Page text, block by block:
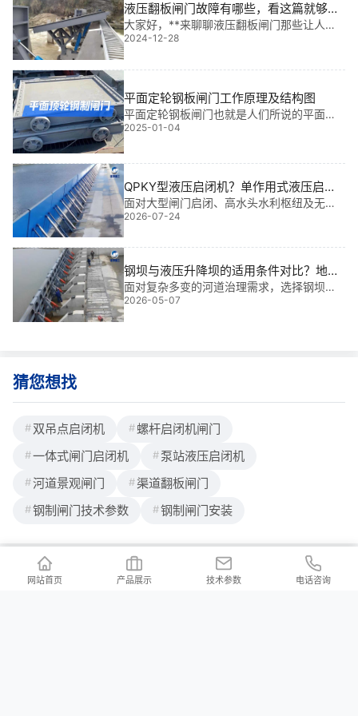
液压翻板闸门故障有哪些，看这篇就够
了！
大家好，**来聊聊液压翻板闸门那些让人头
疼的故障。都知道，这玩意儿是在封闭的管
道和壳体里运作的，看不见摸不着，安装、
测量都不方便。而且，一旦出故障，找原因
就像大海捞针。但别担心，有我在，保证让
你轻松搞定！一、动作不灵？这样解决！1、
不能动作？速度不达标？先检查缸内压力，
不行的话可能是内泄漏或液压回路故
2024-12-28
平面定轮钢板闸门工作原理及结构图
平面定轮钢板闸门也就是人们所说的平面滚
轮钢制闸门，多用于大中型水库、河道等水
利工程中做截止、调节水流量的大小，具有
面铄洋重工小编将从其结构组件（结构
图）、工作原理、技术性能及简单应用四个
方面为您详细说明。一、平面定轮钢板闸门
结构组件及结构图闸门主要由闸板、闸框、
2025-01-04
QPKY型液压启闭机？单作用式液压启闭
机在平面闸门中的应用
面对大型闸门启闭、高水头水利枢纽及无人
值守电站等场景，单作用式液压启闭机在平
对复杂的水力环境。
2026-07-24
钢坝与液压升降坝的适用条件对比？地基
要求与土建工程量的差异
面对复杂多变的河道治理需求，选择钢坝还
是液压升降坝直接决定项目寿命与造价。基
于我 多年工程经验，我将通过实际案例解析
2026-05-07
猜您想找
双吊点启闭机
螺杆启闭机闸门
一体式闸门启闭机
泵站液压启闭机
河道景观闸门
渠道翻板闸门
钢制闸门技术参数
钢制闸门安装
联系我们 / Contact us
网站首页 产品展示 技术参数 电话咨询